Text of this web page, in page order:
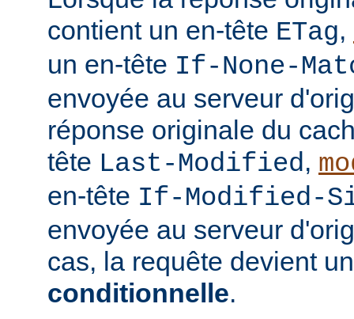
contient un en-tête ETag,
un en-tête If-None-
envoyée au serveur
réponse originale du
tête Last-Modified,
en-tête If-Modified-
envoyée au serveur
cas, la requête devient
conditionnelle.